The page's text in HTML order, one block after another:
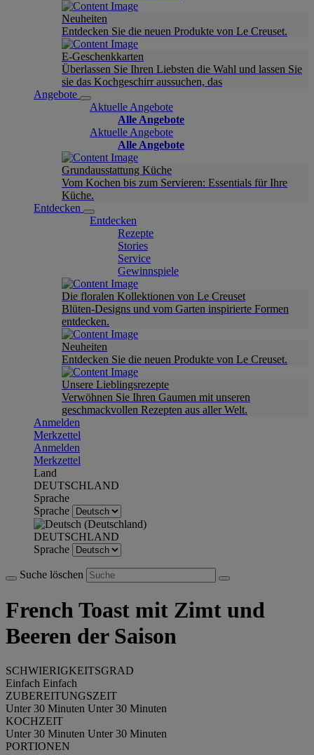
Neuheiten
Entdecken Sie die neuen Produkte von Le Creuset.
E-Geschenkkarten
Überlassen Sie Ihren Liebsten die Wahl und lassen Sie
sie das Kochgeschirr aussuchen, das
Angebote
Aktuelle Angebote
Alle Angebote
Aktuelle Angebote
Alle Angebote
Grundausstattung Küche
Vom Kochen bis zum Servieren: Essentials für Ihre
Küche.
Entdecken
Entdecken
Rezepte
Stories
Service
Gewinnspiele
Die floralen Kollektionen von Le Creuset
Blüten-Designs und vom Garten inspirierte Formen
entdecken.
Neuheiten
Entdecken Sie die neuen Produkte von Le Creuset.
Unsere Lieblingsrezepte
Verwöhnen Sie Ihren Gaumen mit unseren
geschmackvollen Rezepten aus aller Welt.
Anmelden
Merkzettel
Anmelden
Merkzettel
Land
DEUTSCHLAND
Sprache
Sprache
DEUTSCHLAND
Sprache
Suche löschen
French Toast mit Zimt und
Beeren der Saison
SCHWIERIGKEITSGRAD
Einfach Einfach
ZUBEREITUNGSZEIT
Unter 30 Minuten Unter 30 Minuten
KOCHZEIT
Unter 30 Minuten Unter 30 Minuten
PORTIONEN